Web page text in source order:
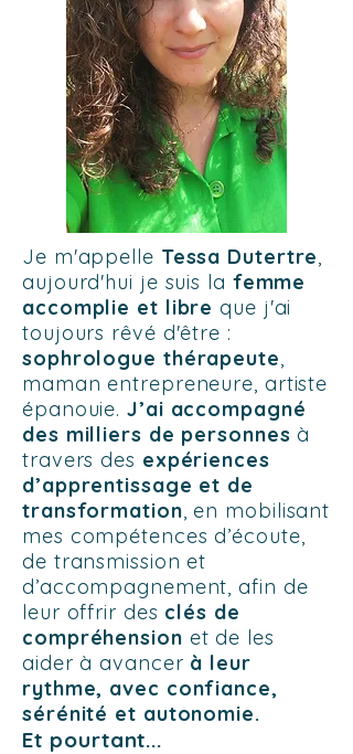
Je m'appelle Tessa Dutertre,
aujourd'hui je suis la femme
accomplie et libre que j'ai
toujours rêvé d'être :
sophrologue thérapeute,
maman entrepreneure, artiste
épanouie.J’ai accompagné
des milliers de personnes à
travers des expériences
d’apprentissage et de
transformation, en mobilisant
mes compétences d’écoute,
de transmission et
d’accompagnement, afin de
leur offrir des clés de
compréhension et de les
aider à avancer à leur
rythme, avec confiance,
sérénité et autonomie.
Et pourtant...